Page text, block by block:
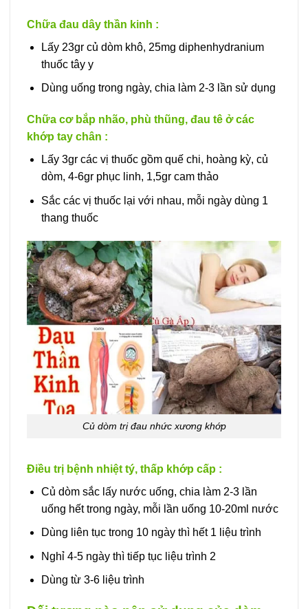
Chữa đau dây thần kinh :
Lấy 23gr củ dòm khô, 25mg diphenhydranium
thuốc tây y
Dùng uống trong ngày, chia làm 2-3 lần sử dụng
Chữa cơ bắp nhão, phù thũng, đau tê ở các
khớp tay chân :
Lấy 3gr các vị thuốc gồm quế chi, hoàng kỳ, củ
dòm, 4-6gr phục linh, 1,5gr cam thảo
Sắc các vị thuốc lại với nhau, mỗi ngày dùng 1
thang thuốc
Củ dòm trị đau nhức xương khớp
Điều trị bệnh nhiệt tý, thấp khớp cấp :
Củ dòm sắc lấy nước uống, chia làm 2-3 lần
uống hết trong ngày, mỗi lần uống 10-20ml nước
Dùng liên tục trong 10 ngày thì hết 1 liệu trình
Nghỉ 4-5 ngày thì tiếp tục liệu trình 2
Dùng từ 3-6 liệu trình